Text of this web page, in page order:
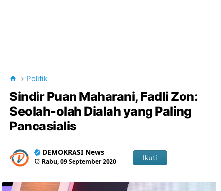
Politik
Sindir Puan Maharani, Fadli Zon:
Seolah-olah Dialah yang Paling
Pancasialis
DEMOKRASI News
Rabu, 09 September 2020 Ikuti